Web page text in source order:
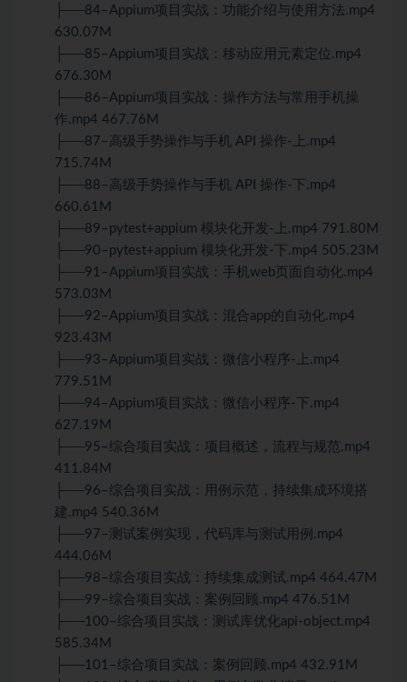
├──84–Appium项目实战：功能介绍与使用方法.mp4
630.07M
├──85–Appium项目实战：移动应用元素定位.mp4
676.30M
├──86–Appium项目实战：操作方法与常用手机操
作.mp4 467.76M
├──87–高级手势操作与手机 API 操作-上.mp4
715.74M
├──88–高级手势操作与手机 API 操作-下.mp4
660.61M
├──89–pytest+appium 模块化开发-上.mp4 791.80M
├──90–pytest+appium 模块化开发-下.mp4 505.23M
├──91–Appium项目实战：手机web页面自动化.mp4
573.03M
├──92–Appium项目实战：混合app的自动化.mp4
923.43M
├──93–Appium项目实战：微信小程序-上.mp4
779.51M
├──94–Appium项目实战：微信小程序-下.mp4
627.19M
├──95–综合项目实战：项目概述，流程与规范.mp4
411.84M
├──96–综合项目实战：用例示范，持续集成环境搭
建.mp4 540.36M
├──97–测试案例实现，代码库与测试用例.mp4
444.06M
├──98–综合项目实战：持续集成测试.mp4 464.47M
├──99–综合项目实战：案例回顾.mp4 476.51M
├──100–综合项目实战：测试库优化api-object.mp4
585.34M
├──101–综合项目实战：案例回顾.mp4 432.91M